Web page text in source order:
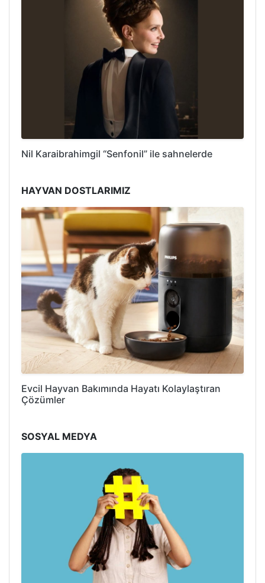
Nil Karaibrahimgil “Senfonil” ile sahnelerde
HAYVAN DOSTLARIMIZ
Evcil Hayvan Bakımında Hayatı Kolaylaştıran
Çözümler
SOSYAL MEDYA